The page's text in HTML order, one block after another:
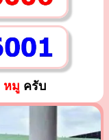
หมู ครับ